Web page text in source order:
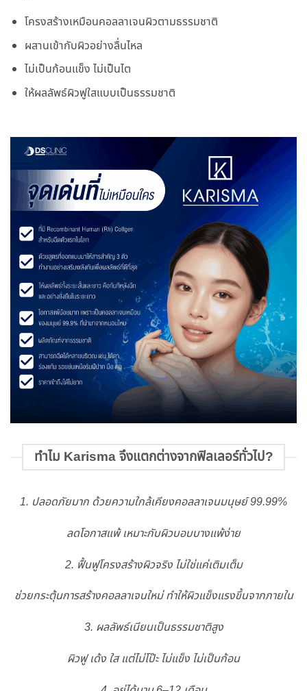
โครงสร้างเหมือนคอลลาเจนผิวตามธรรมชาติ
ผสานเข้ากับผิวอย่างลื่นไหล
ไม่เป็นก้อนแข็ง ไม่เป็นไต
ให้ผลลัพธ์ผิวฟูใสแบบเป็นธรรมชาติ
ทำไม Karisma จึงแตกต่างจากฟิลเลอร์ทั่วไป?
1. ปลอดภัยมาก ด้วยความใกล้เคียงคอลลาเจนมนุษย์ 99.99%
ลดโอกาสแพ้ เหมาะกับผิวบอบบางแพ้ง่าย
2. ฟื้นฟูโครงสร้างผิวจริง ไม่ใช่แค่เติมเต็ม
ช่วยกระตุ้นการสร้างคอลลาเจนใหม่ ทำให้ผิวแข็งแรงขึ้นจากภายใน
3. ผลลัพธ์เนียนเป็นธรรมชาติสูง
ผิวฟู เด้ง ใส แต่ไม่โป๊ะ ไม่แข็ง ไม่เป็นก้อน